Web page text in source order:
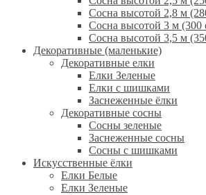
Сосна высотой 2,8 м
Сосна высотой 3 м (300
Сосна высотой 3,5 м
Декоративные (маленькие)
Декоративные елки
Елки Зеленые
Елки с шишками
Заснеженные ёлки
Декоративные сосны
Сосны зеленые
Заснеженные сосны
Сосны с шишками
Искусственные ёлки
Елки Белые
Елки Зеленые